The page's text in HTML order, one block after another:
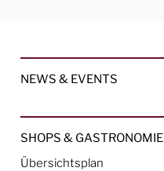
NEWS & EVENTS
SHOPS & GASTRONOMIE
Übersichtsplan